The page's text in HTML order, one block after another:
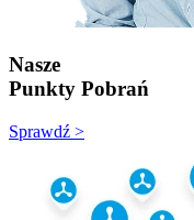
Nasze
Punkty Pobrań
Sprawdź >